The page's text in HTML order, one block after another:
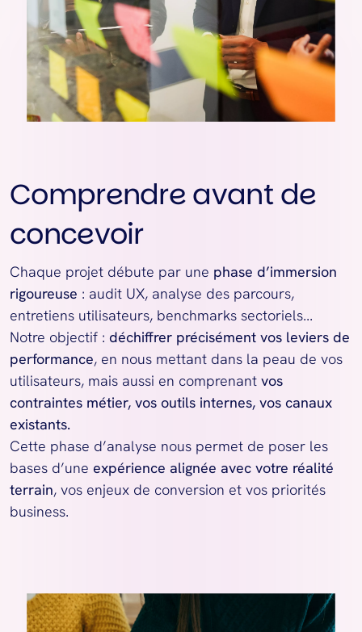
Comprendre avant de
concevoir
Chaque projet débute par une phase d’immersion
rigoureuse : audit UX, analyse des parcours,
entretiens utilisateurs, benchmarks sectoriels...
Notre objectif : déchiffrer précisément vos leviers de
performance, en nous mettant dans la peau de vos
utilisateurs, mais aussi en comprenant vos
contraintes métier, vos outils internes, vos canaux
existants.
Cette phase d’analyse nous permet de poser les
bases d’une expérience alignée avec votre réalité
terrain, vos enjeux de conversion et vos priorités
business.